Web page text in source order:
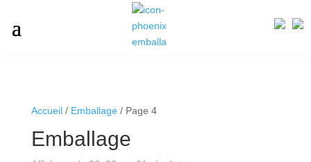
Accueil/ Emballage/ Page 4
Emballage